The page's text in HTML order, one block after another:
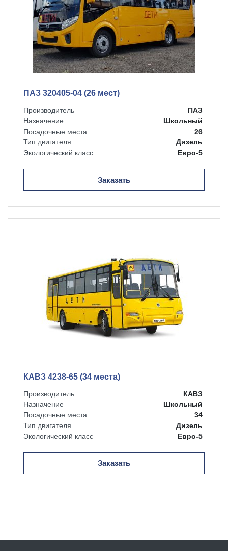
ПАЗ 320405-04 (26 мест)
Производитель
ПАЗ
Назначение
Школьный
Посадочные места
26
Тип двигателя
Дизель
Экологический класс
Евро-5
Заказать
КАВЗ 4238-65 (34 места)
Производитель
КАВЗ
Назначение
Школьный
Посадочные места
34
Тип двигателя
Дизель
Экологический класс
Евро-5
Заказать